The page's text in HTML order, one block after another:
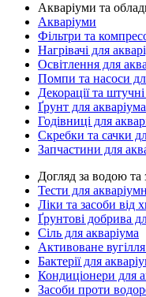
Акваріуми та
Акваріуми
Фільтри та
Нагрівачі для
Освітлення для
Помпи та насоси
Декорації та
Ґрунт для акваріума
Годівниці для
Скребки та сачки
Запчастини для
Догляд за водою та
Тести для
Ліки та засоби від
Ґрунтові добрива
Сіль для акваріума
Активоване
Бактерії для
Кондиціонери для
Засоби проти